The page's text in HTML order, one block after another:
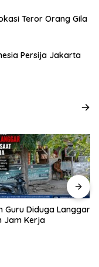
Teror Orang Gila
Persija Jakarta
Guru Diduga Langgar
Jam Kerja